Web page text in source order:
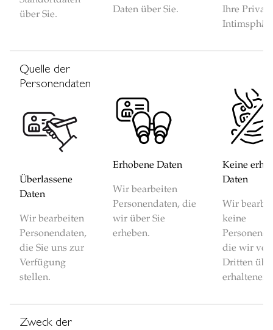
über Sie.
Daten über Sie.
Ihre
Quelle der
Personendaten
Überlassene
Daten
Wir bearbeiten
Personendaten,
die Sie uns zur
Verfügung
stellen.
Erhobene Daten
Wir bearbeiten
Personendaten, die
wir über Sie
erheben.
Keine
Daten
Wir
keine
die wir von
Dritten
erhaltenen
Zweck der